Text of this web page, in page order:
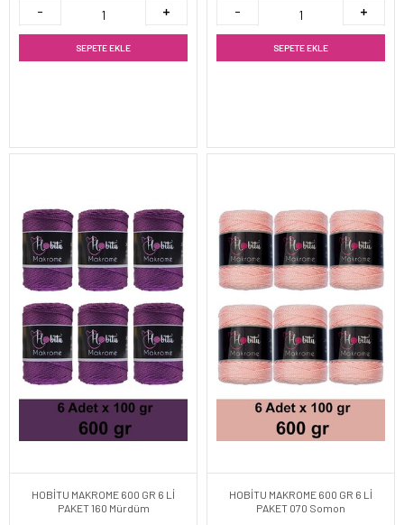
SEPETE EKLE SEPETE EKLE
HOBİTU MAKROME 600 GR 6 Lİ
PAKET 160 Mürdüm
HOBİTU MAKROME 600 GR 6 Lİ
PAKET 070 Somon